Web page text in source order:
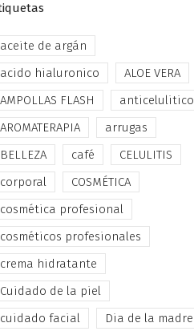
aceite de argán
acido hialuronico
ALOE VERA
AMPOLLAS FLASH
anticelulitico
AROMATERAPIA
arrugas
BELLEZA
café
CELULITIS
corporal
COSMÉTICA
cosmética profesional
cosméticos profesionales
crema hidratante
Cuidado de la piel
cuidado facial
Dia de la madre